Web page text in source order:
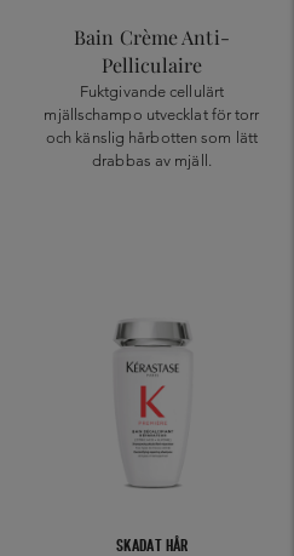
Bain Crème Anti-
Pelliculaire
Fuktgivande cellulärt
mjällschampo utvecklat för torr
och känslig hårbotten som lätt
drabbas av mjäll.
SKADAT HÅR